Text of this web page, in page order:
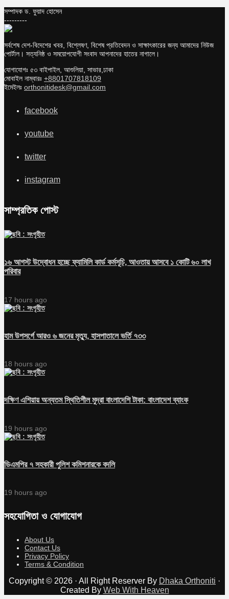
সম্পাদক ড. ফুয়াদ হোসেন
---------
সর্বশেষ দেশ-বিদেশের খবর, বিশ্লেষণ, বিশেষ প্রতিবেদন ও সাক্ষাৎকারের জন্য আমাদের নিউজ
পোর্টাল। সত্যনিষ্ঠ ও সময়োপযোগী সংবাদ আপনাদের হাতের নাগালে।
যোগাযোগঃ ৫৩ বাইপাইল, আশুলিয়া, সাভার,ঢাকা
মোবাইল নাম্বারঃ +8801707818109
ইমেইলঃ orthonitidesk@gmail.com
facebook
youtube
twitter
instagram
সাম্প্রতিক পোস্ট
১৬ আগস্ট উদ্বোধন হচ্ছে ফ্যামিলি কার্ড কর্মসূচি, আওতায় আসবে ১ কোটি ৬০ লাখ
পরিবার
17 hours ago
হাম উপসর্গে আরও ৬ জনের মৃত্যু, হাসপাতালে ভর্তি ৭৩৩
18 hours ago
দক্ষিণ এশিয়ায় অন্যতম স্থিতিশীল মুদ্রা বাংলাদেশি টাকা: বাংলাদেশ ব্যাংক
19 hours ago
ডিএমপির ৭ সহকারী পুলিশ কমিশনারকে বদলি
19 hours ago
সহযোগিতা ও যোগাযোগ
About Us
Contact Us
Privacy Policy
Terms & Condition
Copyright © 2026 · All Right Reserver By Dhaka Orthoniti ·
Created By Web With Heaven